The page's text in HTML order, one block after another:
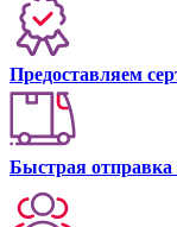
Предоставляем
Быстрая отправка